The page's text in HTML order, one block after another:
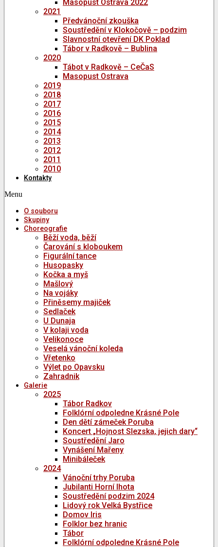
Masopust Ostrava 2022
2021
Předvánoční zkouška
Soustředění v Klokočově – podzim
Slavnostní otevření DK Poklad
Tábor v Radkově – Bublina
2020
Tábot v Radkově – CeČaS
Masopust Ostrava
2019
2018
2017
2016
2015
2014
2013
2012
2011
2010
Kontakty
Menu
O souboru
Skupiny
Choreografie
Běží voda, běží
Čarování s kloboukem
Figurální tance
Husopasky
Kočka a myš
Mašlový
Na vojáky
Přiněsemy majiček
Sedlaček
U Dunaja
V kolaji voda
Velikonoce
Veselá vánoční koleda
Vřetenko
Výlet po Opavsku
Zahradnik
Galerie
2025
Tábor Radkov
Folklórní odpoledne Krásné Pole
Den dětí zámeček Poruba
Koncert „Hojnost Slezska, jejich dary“
Soustředění Jaro
Vynášení Mařeny
Minibáleček
2024
Vánoční trhy Poruba
Jubilanti Horní lhota
Soustředění podzim 2024
Lidový rok Velká Bystřice
Domov Iris
Folklor bez hranic
Tábor
Folklórní odpoledne Krásné Pole